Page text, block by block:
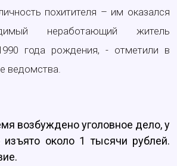
похитителя – им оказался
неработающий житель
года рождения, - отметили в
ведомства.
возбуждено уголовное дело, у
изъято около 1 тысячи рублей.